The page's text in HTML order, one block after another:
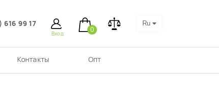
616 99 17
Вход
0
Ru
Контакты Опт